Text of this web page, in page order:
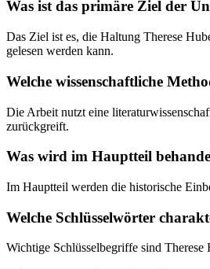
Was ist das primäre Ziel der
Das Ziel ist es, die Haltung Therese
gelesen werden kann.
Welche wissenschaftliche
Die Arbeit nutzt eine
zurückgreift.
Was wird im Hauptteil
Im Hauptteil werden die historische
Welche Schlüsselwörter
Wichtige Schlüsselbegriffe sind